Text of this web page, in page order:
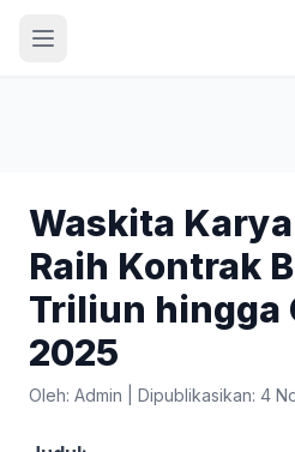
Waskita
Raih Kontrak
Triliun hingga
2025
Oleh: Admin Dipublikasikan: 4